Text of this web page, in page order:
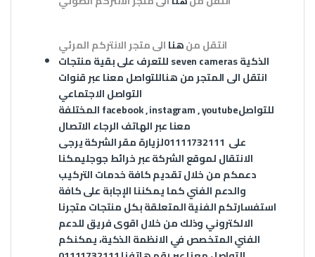
انتقل منهناالى متجر الانتركم المرئي
للتعرف على بقية منتجاتseven cameras
انتقل الى المتجر منهناللتواصل معنا عبر قنوات
التواصل الاجتماعي
facebook,instagram,youtubeللتواصل
معنا عبر الهاتف الرجاء الاتصال
على 01111732111لزيارة مقر الشركة يرجى
الانتقال لموقع الشركة عبرخرائط جوجليمكنا
دعمكم من خلال تقديم كافة خدمات التركيب
والدعم الفني كما يمكننا الإجابة على كافة
استفسارتكم الفنية المتعلقة بكل منتجات متجرنا
الالكتروني وذلك من خلال اقوى فريق للدعم
الفني المتخصص في الانظمة الذكية، يمكنكم